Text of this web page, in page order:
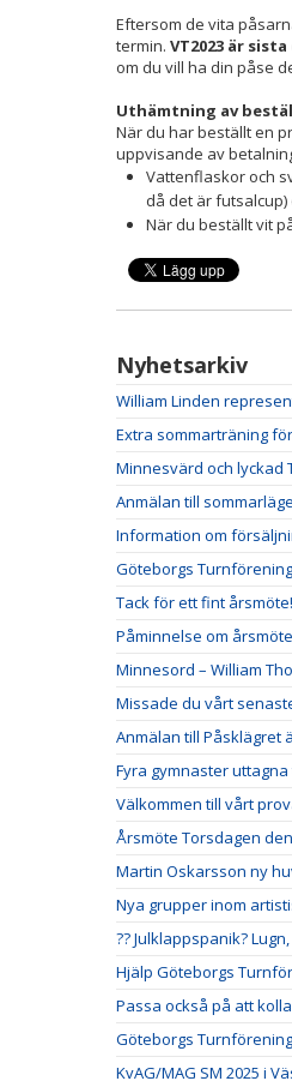
Eftersom de vita
termin. VT2023 är
om du vill ha din påse
Uthämtning av
När du har beställt en
uppvisande av
Vattenflaskor och
då det är futsalcup)
När du beställt vit
Nyhetsarkiv
William Linden
Extra sommarträning
Minnesvärd och lyckad
Anmälan till
Information om
Göteborgs
Tack för ett fint årsmöte!
Påminnelse om
Minnesord – William
Missade du vårt
Anmälan till Påsklägret
Fyra gymnaster
Välkommen till vårt
Årsmöte Torsdagen
Martin Oskarsson ny
Nya grupper inom
?? Julklappspanik?
Hjälp Göteborgs
Passa också på att
Göteborgs
KvAG/MAG SM 2025 i